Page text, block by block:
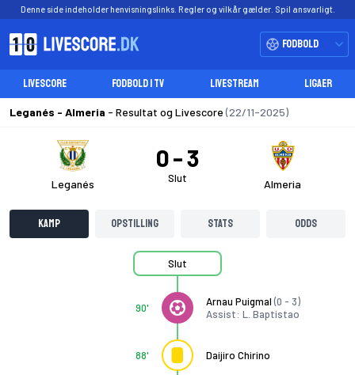
Denne side indeholder henvisningslinks. Regler og vilkår gælder. Spil ansvarligt.
Fodbold
LIVESCORE FODBOLD I TV LIVESTREAM LIGAER
Leganés - Almeria - Resultat og Livescore(22/11-2025)
Leganés
0 3
Slut Almeria
Kamp Opstilling Stats Odds
Slut
Arnau Puigmal (0 - 3)
Assist: L. Baptistao
90'
Daijiro Chirino
88'